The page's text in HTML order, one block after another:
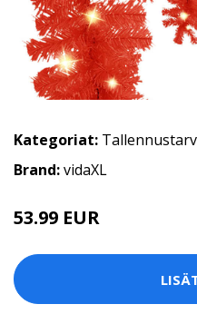
Kategoriat:
Brand:vidaXL
53.99 EUR